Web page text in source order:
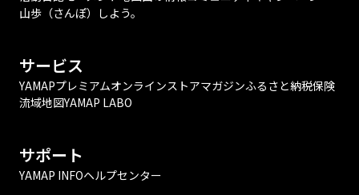
山歩（さんぽ）しよう。
サービス
YAMAPプレミアムオンラインストアマガジンふるさと納税保険
流域地図YAMAP LABO
サポート
YAMAP INFOヘルプセンター